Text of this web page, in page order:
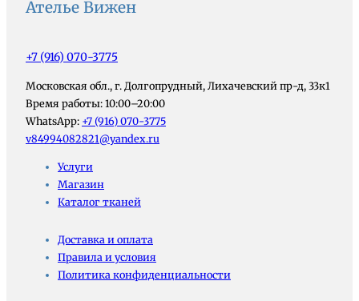
Ателье Вижен
+7 (916) 070-3775
Московская обл., г. Долгопрудный, Лихачевский пр-д, 33к1
Время работы: 10:00–20:00
WhatsApp: +7 (916) 070-3775
v84994082821@yandex.ru
Услуги
Магазин
Каталог тканей
Доставка и оплата
Правила и условия
Политика конфиденциальности